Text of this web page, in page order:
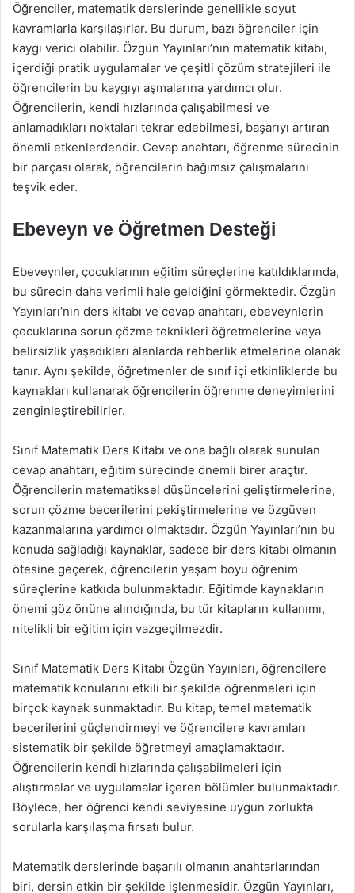
Öğrenciler, matematik derslerinde genellikle soyut
kavramlarla karşılaşırlar. Bu durum, bazı öğrenciler için
kaygı verici olabilir. Özgün Yayınları’nın matematik kitabı,
içerdiği pratik uygulamalar ve çeşitli çözüm stratejileri ile
öğrencilerin bu kaygıyı aşmalarına yardımcı olur.
Öğrencilerin, kendi hızlarında çalışabilmesi ve
anlamadıkları noktaları tekrar edebilmesi, başarıyı artıran
önemli etkenlerdendir. Cevap anahtarı, öğrenme sürecinin
bir parçası olarak, öğrencilerin bağımsız çalışmalarını
teşvik eder.
Ebeveyn ve Öğretmen Desteği
Ebeveynler, çocuklarının eğitim süreçlerine katıldıklarında,
bu sürecin daha verimli hale geldiğini görmektedir. Özgün
Yayınları’nın ders kitabı ve cevap anahtarı, ebeveynlerin
çocuklarına sorun çözme teknikleri öğretmelerine veya
belirsizlik yaşadıkları alanlarda rehberlik etmelerine olanak
tanır. Aynı şekilde, öğretmenler de sınıf içi etkinliklerde bu
kaynakları kullanarak öğrencilerin öğrenme deneyimlerini
zenginleştirebilirler.
Sınıf Matematik Ders Kitabı ve ona bağlı olarak sunulan
cevap anahtarı, eğitim sürecinde önemli birer araçtır.
Öğrencilerin matematiksel düşüncelerini geliştirmelerine,
sorun çözme becerilerini pekiştirmelerine ve özgüven
kazanmalarına yardımcı olmaktadır. Özgün Yayınları’nın bu
konuda sağladığı kaynaklar, sadece bir ders kitabı olmanın
ötesine geçerek, öğrencilerin yaşam boyu öğrenim
süreçlerine katkıda bulunmaktadır. Eğitimde kaynakların
önemi göz önüne alındığında, bu tür kitapların kullanımı,
nitelikli bir eğitim için vazgeçilmezdir.
Sınıf Matematik Ders Kitabı Özgün Yayınları, öğrencilere
matematik konularını etkili bir şekilde öğrenmeleri için
birçok kaynak sunmaktadır. Bu kitap, temel matematik
becerilerini güçlendirmeyi ve öğrencilere kavramları
sistematik bir şekilde öğretmeyi amaçlamaktadır.
Öğrencilerin kendi hızlarında çalışabilmeleri için
alıştırmalar ve uygulamalar içeren bölümler bulunmaktadır.
Böylece, her öğrenci kendi seviyesine uygun zorlukta
sorularla karşılaşma fırsatı bulur.
Matematik derslerinde başarılı olmanın anahtarlarından
biri, dersin etkin bir şekilde işlenmesidir. Özgün Yayınları,